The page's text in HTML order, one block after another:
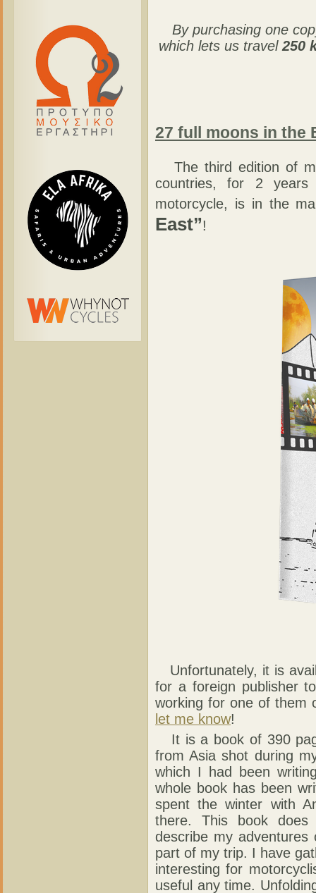
By purchasing one
which lets us travel 250
27 full moons in the
The third edition of
countries, for 2
motorcycle, is in the
East”!
Unfortunately, it is
for a foreign publisher
working for one of them
let me know!
It is a book of 390
from Asia shot during
which I had been
whole book has been
spent the winter with
there. This book
describe my
part of my trip. I have
interesting for
useful any time.